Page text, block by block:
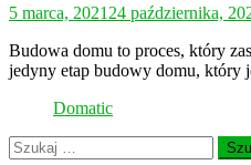
5 marca, 2021 24 października,
Budowa domu to proces, który
jedyny etap budowy domu, który
Domatic
Szukaj: